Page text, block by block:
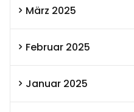
März 2025
Februar 2025
Januar 2025